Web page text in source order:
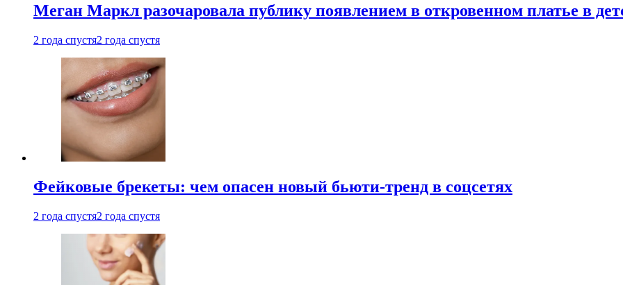
Меган Маркл разочаровала публику появлением в откровенном платье в
2 года спустя2 года спустя
Фейковые брекеты: чем опасен новый бьюти-тренд в соцсетях
2 года спустя2 года спустя